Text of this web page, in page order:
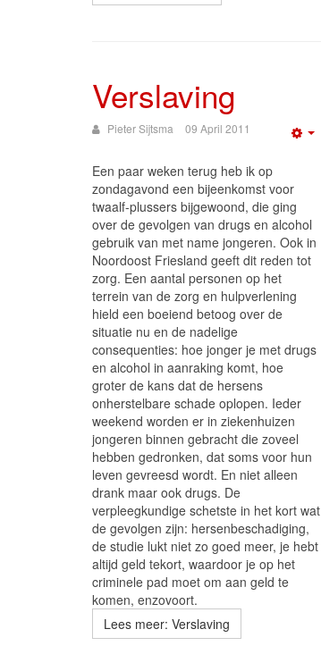
Verslaving
Pieter Sijtsma 09 April 2011
Een paar weken terug heb ik op
zondagavond een bijeenkomst voor
twaalf-plussers bijgewoond, die ging
over de gevolgen van drugs en alcohol
gebruik van met name jongeren. Ook in
Noordoost Friesland geeft dit reden tot
zorg. Een aantal personen op het
terrein van de zorg en hulpverlening
hield een boeiend betoog over de
situatie nu en de nadelige
consequenties: hoe jonger je met drugs
en alcohol in aanraking komt, hoe
groter de kans dat de hersens
onherstelbare schade oplopen. Ieder
weekend worden er in ziekenhuizen
jongeren binnen gebracht die zoveel
hebben gedronken, dat soms voor hun
leven gevreesd wordt. En niet alleen
drank maar ook drugs. De
verpleegkundige schetste in het kort wat
de gevolgen zijn: hersenbeschadiging,
de studie lukt niet zo goed meer, je hebt
altijd geld tekort, waardoor je op het
criminele pad moet om aan geld te
komen, enzovoort.
Lees meer: Verslaving